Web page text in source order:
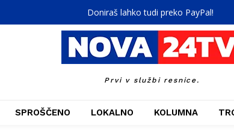
Doniraš lahko tudi preko PayPal!
Prvi v službi resnice.
SPROŠČENO LOKALNO KOLUMNA